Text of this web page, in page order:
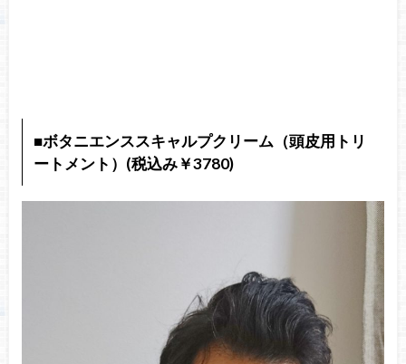
■ボタニエンススキャルプクリーム（頭皮用トリ
ートメント）(税込み￥3780)